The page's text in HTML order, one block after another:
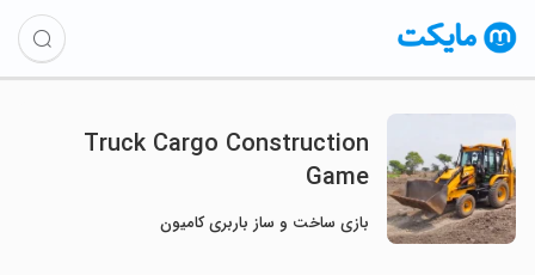
Truck Cargo Construction
Game
بازی ساخت و ساز باربری کامیون